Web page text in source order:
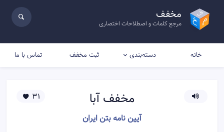
مخفف
مرجع کلمات و اصطلاحات اختصاری
خانه دسته‌بندی ثبت مخفف تماس با ما
مخففآبا
آیین نامه بتن ایران
31